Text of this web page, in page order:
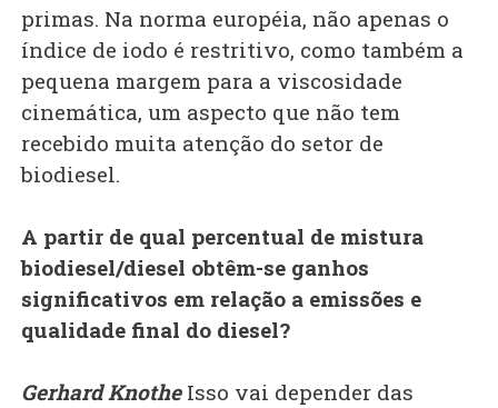
primas. Na norma européia, não apenas o
índice de iodo é restritivo, como também a
pequena margem para a viscosidade
cinemática, um aspecto que não tem
recebido muita atenção do setor de
biodiesel.
A partir de qual percentual de mistura
biodiesel/diesel obtêm-se ganhos
significativos em relação a emissões e
qualidade final do diesel?
Gerhard KnotheIsso vai depender das